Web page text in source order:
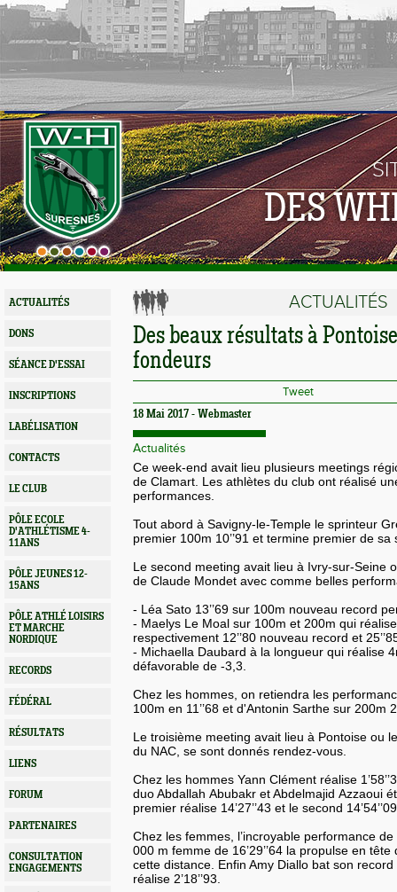
DES
ACTUALITÉS
DONS
SÉANCE D'ESSAI
INSCRIPTIONS
LABÉLISATION
CONTACTS
LE CLUB
PÔLE ECOLE
D'ATHLÉTISME 4-
11ANS
PÔLE JEUNES 12-
15ANS
PÔLE ATHLÉ LOISIRS
ET MARCHE
NORDIQUE
RECORDS
FÉDÉRAL
RÉSULTATS
LIENS
FORUM
PARTENAIRES
CONSULTATION
ENGAGEMENTS
ACTUALITÉS
Des beaux résultats à
fondeurs
Tweet
18 Mai 2017 - Webmaster
Actualités
Ce week-end avait lieu plusieurs meetings
de Clamart Les athlètes du club ont réalisé
performances.
Tout abord à Savigny-le-Temple le sprinteur
premier 100m 10’’91 et termine premier de sa
Le second meeting avait lieu à Ivry-sur-Seine
de Claude Mondet avec comme belles
- Léa Sato 13’’69 sur 100m nouveau record
- Maelys Le Moal sur 100m et 200m qui réalise
respectivement 12’’80 nouveau record et
- Michaella Daubard à la longueur qui réalise
défavorable de -3,3.
Chez les hommes, on retiendra les
100m en 11’’68 et d'Antonin Sarthe sur 200m
Le troisième meeting avait lieu à Pontoise ou
du NAC, se sont donnés rendez-vous.
Chez les hommes Yann Clément réalise
duo Abdallah Abubakr et Abdelmajid Azzaoui
premier réalise 14’27’’43 et le second 14’54’’09
Chez les femmes, l’incroyable performance de
000 m femme de 16’29’’64 la propulse en tête
cette distance. Enfin Amy Diallo bat son
réalise 2’18’’93